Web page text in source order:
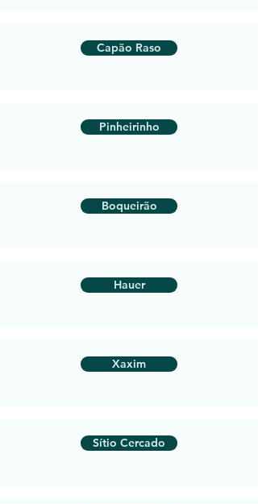
Capão Raso
Pinheirinho
Boqueirão
Hauer
Xaxim
Sítio Cercado